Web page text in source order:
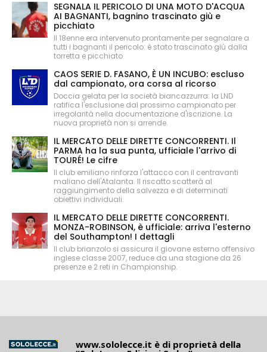
SEGNALA IL PERICOLO DI UNA MOTO D'ACQUA
AI BAGNANTI, bagnino trascinato giù e
picchiato
Il 18enne era intervenuto prontamente per segnalare a
tutti i bagnanti il pericolo: è stato trascinato giù dalla
torretta e picchiato
CAOS SERIE D. FASANO, È UN INCUBO: escluso
dal campionato, ora corsa al ricorso
Doccia gelata per la società biancazzurra: la LND
ratifica l'esclusione dal prossimo campionato per
irregolarità nella documentazione d'iscrizione. La
nuova proprietà non si arrende.
IL MERCATO DELLE DIRETTE CONCORRENTI. Il
PARMA ha la sua punta, ufficiale l'arrivo di
TOURÉ! Le cifre
Il club emiliano rinforza l'attacco con il centravanti
maliano dell'Atalanta. Il riscatto scatterà al
raggiungimento della salvezza e di determinati
obiettivi individuali.
IL MERCATO DELLE DIRETTE CONCORRENTI.
MONZA-ROBINSON, è ufficiale: arriva l'esterno
del Southampton! I dettagli
Il club brianzolo si assicura il giovane esterno offensivo
inglese classe 2007, reduce da una stagione da 26
presenze e 2 reti in Championship.
www.sololecce.it è di proprietà della